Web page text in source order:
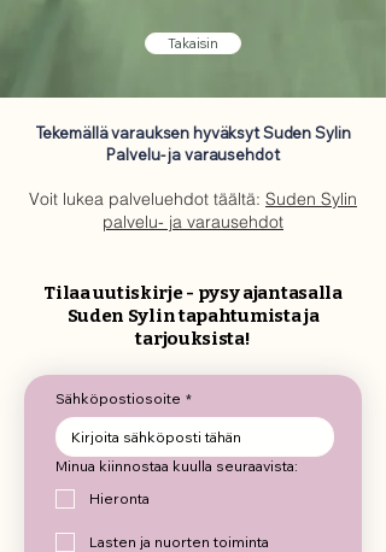
Takaisin
Tekemällä varauksen hyväksyt Suden Sylin
Palvelu- ja varausehdot
Voit lukea palveluehdot täältä: Suden Sylin
palvelu- ja varausehdot
Tilaa uutiskirje - pysy ajantasalla
Suden Sylin tapahtumista ja
tarjouksista!
Sähköpostiosoite *
Minua kiinnostaa kuulla seuraavista:
Hieronta
Lasten ja nuorten toiminta